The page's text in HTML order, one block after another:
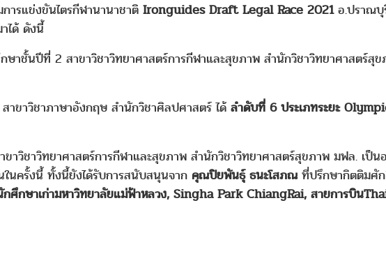
รแข่งขันไตรกีฬานานาชาติ Ironguides Draft Legal Race 2021อ.ปราณบุ
ได้ ดังนี้
าชั้นปีที่ 2 สาขาวิชาวิทยาศาสตร์การกีฬาและสุขภาพ สำนักวิชาวิทยาศาสตร์สุข
ขาวิชาภาษาอังกฤษ สำนักวิชาศิลปศาสตร์ ได้ ลำดับที่ 6 ประเภทระยะ
ขาวิชาวิทยาศาสตร์การกีฬาและสุขภาพ สำนักวิชาวิทยาศาสตร์สุขภาพ มฟล. เป็
นครั้งนี้ ทั้งนี้ยังได้รับการสนับสนุนจาก คุณปิยพันธุ์ ธนะโสภณที่ปรึกษากิตติมศั
ศึกษาเก่ามหาวิทยาลัยแม่ฟ้าหลวง, Singha Park ChiangRai, สายการบิน